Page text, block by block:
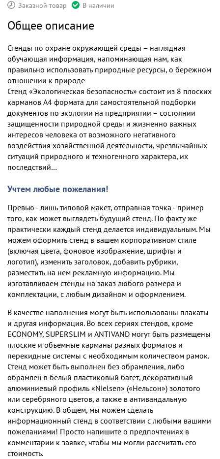
Заказной товар В наличии
Общее описание
Стенды по охране окружающей среды – наглядная
обучающая информация, напоминающая нам, как
правильно использовать природные ресурсы, о бережном
отношении к природе
Стенд «Экологическая безопасность» состоит из 8 плоских
карманов А4 формата для самостоятельной подборки
документов по экологии на предприятии – состоянии
защищенности природной среды и жизненно важных
интересов человека от возможного негативного
воздействия хозяйственной деятельности, чрезвычайных
ситуаций природного и техногенного характера, их
последствий…
Учтем любые пожелания!
Превью - лишь типовой макет, отправная точка - пример
того, как может выглядеть будущий стенд. По факту же
практически каждый стенд делается индивидуальным. Мы
можем оформить стенд в вашем корпоративном стиле
(включая цвета, фоновое изображение, шрифты и
логотип), изменить заголовок, добавить рубрики,
разместить на нем рекламную информацию. Мы
изготавливаем стенды на заказ любого размера и
комплектации, c любым дизайном и оформлением.
В качестве наполнения могут быть использованы плакаты
и другая информация. Во всех сериях стендов, кроме
ECONOMY, SUPERSLIM и ANTIVAND могут быть размещены
плоские и объемные карманы разных форматов и
перекидные системы с необходимым количеством рамок.
Стенд может быть выполнен без обрамления, либо
обрамлен в белый пластиковый багет, декоративный
алюминиевый профиль «Nielsen» («Нельсон») золотого
или серебряного цветов, а также в антивандальную
конструкцию. В общем, мы можем сделать
информационный стенд в соответствии с любыми вашими
пожеланиями! Просто напишите о предпочтениях в
комментарии к заявке, чтобы мы могли рассчитать его
стоимость.